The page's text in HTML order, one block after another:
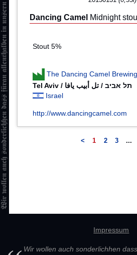
Dancing Camel Midnight
Stout 5%
The Dancing Camel
Israel
http://www.dancingcamel.com
< 1 2 3 ...
Impressum
Wir wollen auch sonderlichhen